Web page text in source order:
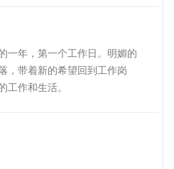
一年，第一个工作日。明媚的
，带着新的希望回到工作岗
工作和生活。